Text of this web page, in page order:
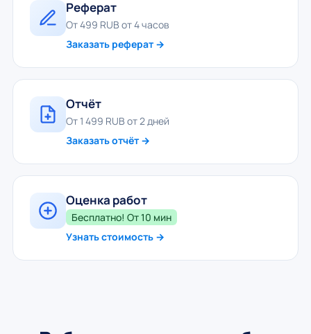
Реферат
От 499 RUB от 4 часов
Заказать реферат →
Отчёт
От 1 499 RUB от 2 дней
Заказать отчёт →
Оценка работ
Бесплатно! От 10 мин
Узнать стоимость →